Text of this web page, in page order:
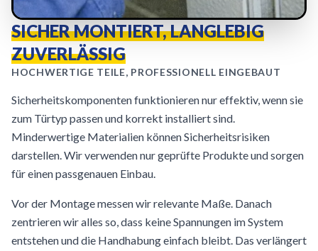
SICHER MONTIERT, LANGLEBIG
ZUVERLÄSSIG
HOCHWERTIGE TEILE, PROFESSIONELL EINGEBAUT
Sicherheitskomponenten funktionieren nur effektiv, wenn sie
zum Türtyp passen und korrekt installiert sind.
Minderwertige Materialien können Sicherheitsrisiken
darstellen. Wir verwenden nur geprüfte Produkte und sorgen
für einen passgenauen Einbau.
Vor der Montage messen wir relevante Maße. Danach
zentrieren wir alles so, dass keine Spannungen im System
entstehen und die Handhabung einfach bleibt. Das verlängert